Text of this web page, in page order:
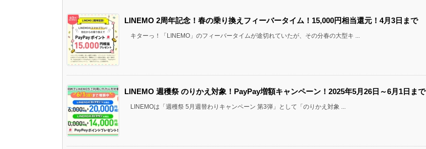
LINEMO 2周年記念！春の乗り換えフィーバータイム！15,000円相当還元！4月3日まで
キターっ！「LINEMO」のフィーバータイムが途切れていたが、その分春の大型キ ...
LINEMO 週穫祭 のりかえ対象！PayPay増額キャンペーン！2025年5月26日～6月1日まで
LINEMOは「週穫祭 5月週替わりキャンペーン 第3弾」として「のりかえ対象 ...